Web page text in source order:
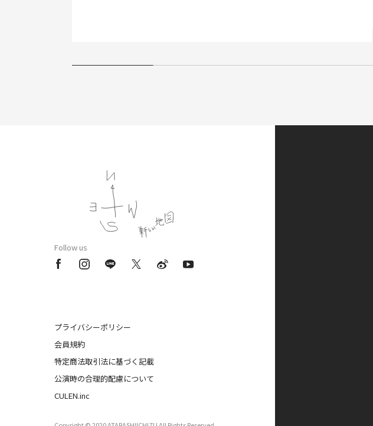
Follow us
プライバシーポリシー
会員規約
特定商法取引法に基づく記載
公演時の合理的配慮について
CULEN.inc